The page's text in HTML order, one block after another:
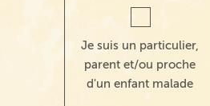
Je suis un particulier,
parent et/ou proche
d'un enfant malade